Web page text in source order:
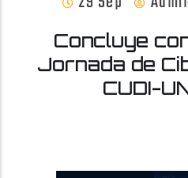
Concluye
Jornada de
CUDI-